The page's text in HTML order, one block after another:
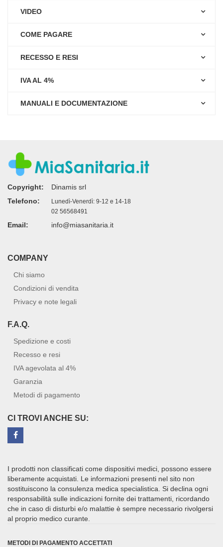
VIDEO
COME PAGARE
RECESSO E RESI
IVA AL 4%
MANUALI E DOCUMENTAZIONE
Copyright:
Dinamis srl
Telefono:
Lunedì-Venerdì: 9-12 e 14-18
02 56568491
Email: info@miasanitaria.it
COMPANY
Chi siamo
Condizioni di vendita
Privacy e note legali
F.A.Q.
Spedizione e costi
Recesso e resi
IVA agevolata al 4%
Garanzia
Metodi di pagamento
CI TROVI ANCHE SU:
I prodotti non classificati come dispositivi medici, possono essere
liberamente acquistati. Le informazioni presenti nel sito non
sostituiscono la consulenza medica specialistica. Si declina ogni
responsabilità sulle indicazioni fornite dei trattamenti, ricordando
che in caso di disturbi e/o malattie è sempre necessario rivolgersi
al proprio medico curante.
METODI DI PAGAMENTO ACCETTATI